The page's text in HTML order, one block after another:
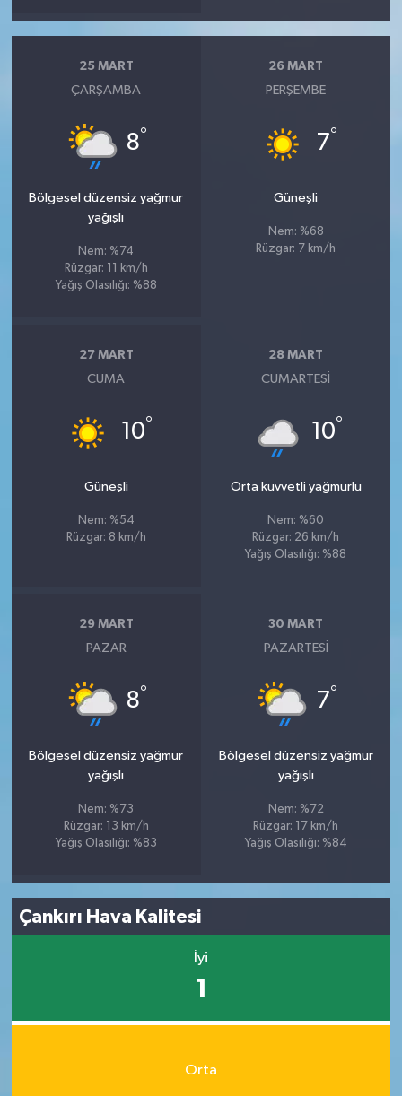
25 MART
ÇARŞAMBA
8°
Bölgesel düzensiz yağmur
yağışlı
Nem: %74
Rüzgar: 11 km/h
Yağış Olasılığı: %88
26 MART
PERŞEMBE
7°
Güneşli
Nem: %68
Rüzgar: 7 km/h
27 MART
CUMA
10°
Güneşli
Nem: %54
Rüzgar: 8 km/h
28 MART
CUMARTESI
10°
Orta kuvvetli yağmurlu
Nem: %60
Rüzgar: 26 km/h
Yağış Olasılığı: %88
29 MART
PAZAR
8°
Bölgesel düzensiz yağmur
yağışlı
Nem: %73
Rüzgar: 13 km/h
Yağış Olasılığı: %83
30 MART
PAZARTESI
7°
Bölgesel düzensiz yağmur
yağışlı
Nem: %72
Rüzgar: 17 km/h
Yağış Olasılığı: %84
Çankırı Hava Kalitesi
İyi
1
Orta